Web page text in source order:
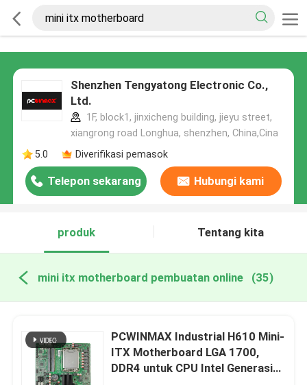
Shenzhen Tengyatong Electronic Co.,
Ltd.
1F, block1, jinxicheng building, jieyu street,
xiangrong road Longhua, shenzhen, China,Cina
5.0
Diverifikasi pemasok
Telepon sekarang Hubungi kami
produk Tentang kita
mini itx motherboard pembuatan online (35)
PCWINMAX Industrial H610 Mini-
ITX Motherboard LGA 1700,
DDR4 untuk CPU Intel Generasi